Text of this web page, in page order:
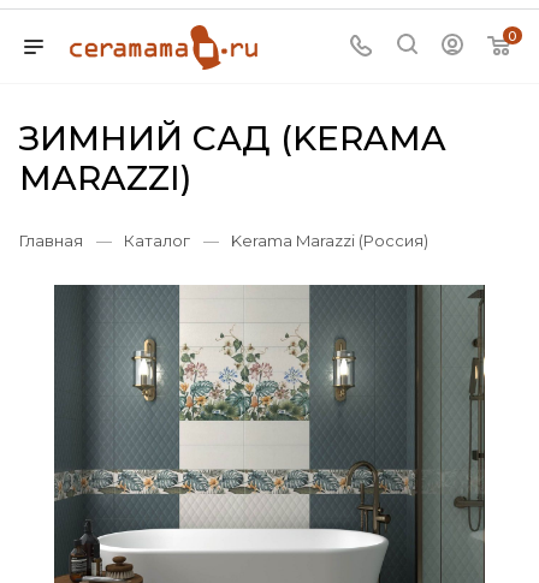
0
ЗИМНИЙ САД (KERAMA
MARAZZI)
Главная — Каталог — Kerama Marazzi (Россия)